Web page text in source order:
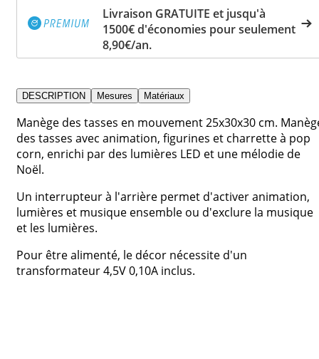
Livraison GRATUITE et jusqu'à
1500€ d'économies pour seulement
8,90€/an.
DESCRIPTION Mesures Matériaux
Manège des tasses en mouvement 25x30x30 cm.
des tasses avec animation, figurines et charrette à pop
corn, enrichi par des lumières LED et une mélodie de
Noël.
Un interrupteur à l'arrière permet d'activer animation,
lumières et musique ensemble ou d'exclure la musique
et les lumières.
Pour être alimenté, le décor nécessite d'un
transformateur 4,5V 0,10A inclus.